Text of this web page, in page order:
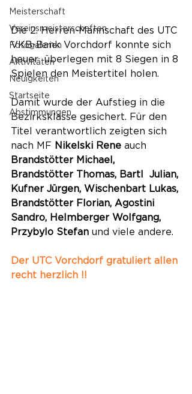
Meisterschaft
Vereinsmeisterschaften
Fotogalerien
Aktivitäten
Neuigkeiten
Startseite
Abstimmungen
Die 2. Herren-Mannschaft des UTC
VKB-Bank Vorchdorf konnte sich
heuer  überlegen mit 8 Siegen in 8
Spielen den Meistertitel holen.
Damit wurde der Aufstieg in die
Bezirksklasse gesichert. Für den
Titel verantwortlich zeigten sich
nach MF Nikelski Rene auch
Brandstötter Michael,
Brandstötter Thomas, Bartl  Julian,
Kufner Jürgen, Wischenbart Lukas,
Brandstötter Florian, Agostini
Sandro, Helmberger Wolfgang,
Przybylo Stefan und viele andere.
Der UTC Vorchdorf gratuliert allen
recht herzlich !!